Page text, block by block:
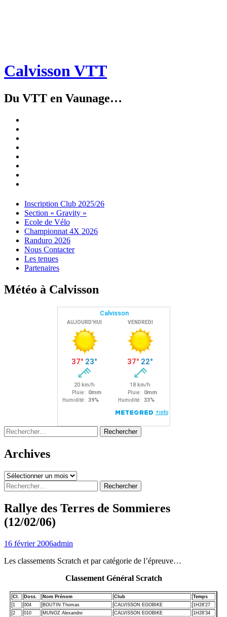
Calvisson VTT
Du VTT en Vaunage…
Menu
Widgets
Recherche
Aller
contenu
Inscription Club 2025/26
Section « Gravity »
Ecole de Vélo
Championnat 4X 2026
Randuro 2026
Nous Contacter
Les tenues
Partenaires
Météo à Calvisson
Rechercher :
Archives
Archives
Rechercher :
Rallye des Terres de Sommieres
(12/02/06)
16 février 2006admin
Les classements Scratch et par catégorie de l’épreuve…
Classement Général Scratch
Cl. Doss. Nom Prénom Club
Temps
1
004 BOUTIN Thomas CALVISSON EGOBIKE
1H28’27
2
010 MUNOZ Alexandre CALVISSON EGOBIKE
1H28’34